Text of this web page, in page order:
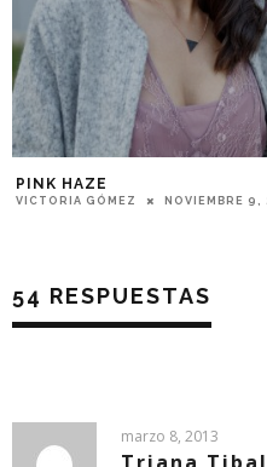
PINK HAZE
VICTORIA GÓMEZ NOVIEMBRE 9,
54 RESPUESTAS
marzo 8, 2013